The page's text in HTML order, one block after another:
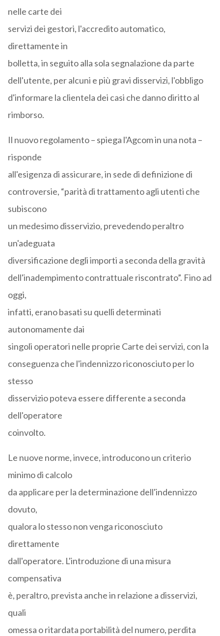
nelle carte dei
servizi dei gestori, l'accredito automatico,
direttamente in
bolletta, in seguito alla sola segnalazione da parte
dell'utente, per alcuni e più gravi disservizi, l'obbligo
d'informare la clientela dei casi che danno diritto al
rimborso.
Il nuovo regolamento – spiega l'Agcom in una nota –
risponde
all'esigenza di assicurare, in sede di definizione di
controversie, “parità di trattamento agli utenti che
subiscono
un medesimo disservizio, prevedendo peraltro
un'adeguata
diversificazione degli importi a seconda della gravità
dell'inadempimento contrattuale riscontrato”. Fino ad
oggi,
infatti, erano basati su quelli determinati
autonomamente dai
singoli operatori nelle proprie Carte dei servizi, con la
conseguenza che l'indennizzo riconosciuto per lo
stesso
disservizio poteva essere differente a seconda
dell'operatore
coinvolto.
Le nuove norme, invece, introducono un criterio
minimo di calcolo
da applicare per la determinazione dell'indennizzo
dovuto,
qualora lo stesso non venga riconosciuto
direttamente
dall'operatore. L'introduzione di una misura
compensativa
è, peraltro, prevista anche in relazione a disservizi,
quali
omessa o ritardata portabilità del numero, perdita